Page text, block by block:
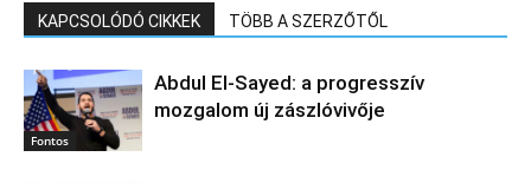
KAPCSOLÓDÓ CIKKEK TÖBB A SZERZŐTŐL
Fontos
Abdul El‑Sayed: a progresszív
mozgalom új zászlóvivője